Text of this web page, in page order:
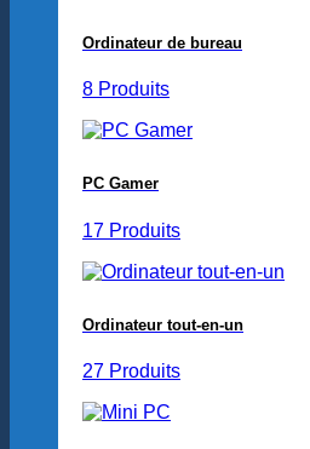
Ordinateur de bureau
8 Produits
PC Gamer
17 Produits
Ordinateur tout-en-un
27 Produits